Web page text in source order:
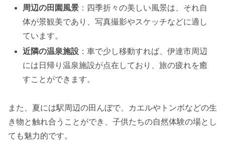
周辺の田園風景 ：四季折々の美しい風景は、それ自
体が景観美であり、写真撮影やスケッチなどに適し
ています。
近隣の温泉施設 ：車で少し移動すれば、伊達市周辺
には日帰り温泉施設が点在しており、旅の疲れを癒
すことができます。
また、夏には駅周辺の田んぼで、カエルやトンボなどの生
き物と触れ合うことができ、子供たちの自然体験の場とし
ても魅力的です。